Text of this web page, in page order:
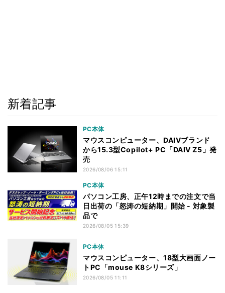
新着記事
PC本体
マウスコンピューター、DAIVブランド
から15.3型Copilot+ PC「DAIV Z5」発
売
2026/08/06 15:11
PC本体
パソコン工房、正午12時までの注文で当
日出荷の「怒涛の短納期」開始 - 対象製
品で
2026/08/05 15:39
PC本体
マウスコンピューター、18型大画面ノー
トPC「mouse K8シリーズ」
2026/08/05 11:11